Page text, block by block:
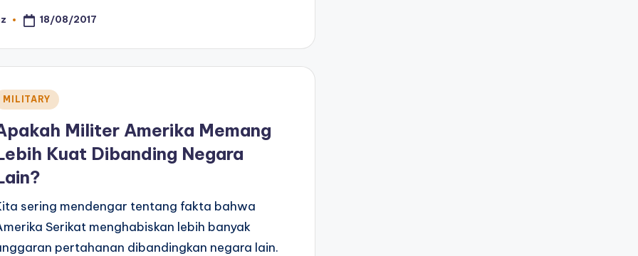
18/08/2017
MILITARY
Militer Amerika Memang
Kuat Dibanding Negara
sering mendengar tentang fakta bahwa
Serikat menghabiskan lebih banyak
pertahanan dibandingkan negara lain.